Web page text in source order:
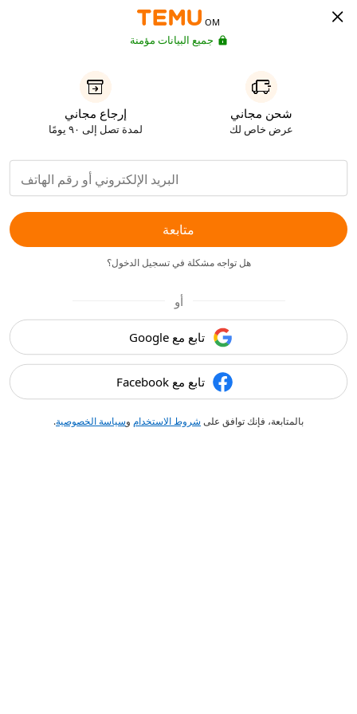
OM
جميع البيانات مؤمنة
شحن مجاني
عرض خاص لك
إرجاع مجاني
لمدة تصل إلى ٩٠ يومًا
متابعة
هل تواجه مشكلة في تسجيل الدخول؟
أو
تابع مع Google
تابع مع Facebook
بالمتابعة، فإنك توافق على شروط الاستخدام وسياسة الخصوصية.